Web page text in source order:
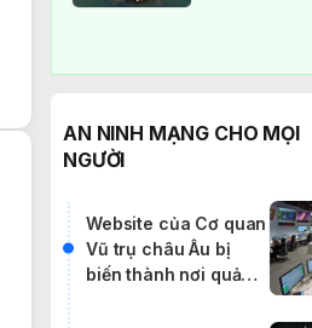
AN NINH MẠNG CHO MỌI
NGƯỜI
Website của Cơ quan
Vũ trụ châu Âu bị
biến thành nơi quảng